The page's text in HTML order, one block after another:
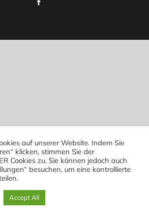
auf unserer Website. Indem Sie
klicken, stimmen Sie der
Cookies zu. Sie können jedoch auch
besuchen, um eine kontrollierte
Accept All